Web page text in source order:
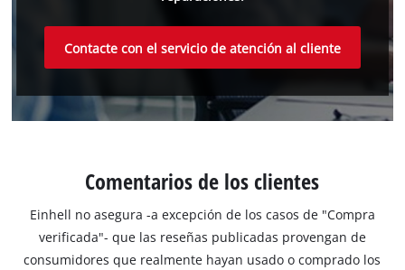
Contacte con el servicio de atención al cliente
Comentarios de los clientes
Einhell no asegura -a excepción de los casos de "Compra
verificada"- que las reseñas publicadas provengan de
consumidores que realmente hayan usado o comprado los